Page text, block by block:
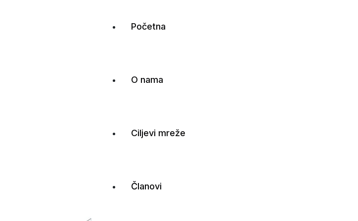
Početna
O nama
Ciljevi mreže
Članovi